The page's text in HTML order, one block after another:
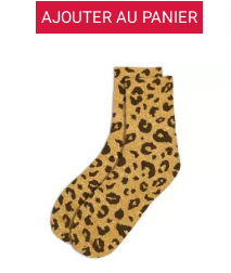
AJOUTER AU PANIER